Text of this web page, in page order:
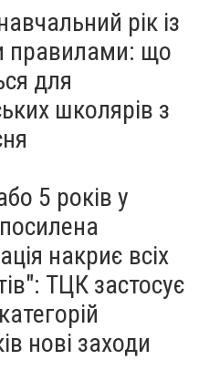
рік із
правилами: що
для
школярів з
5 років у
накриє всіх
ТЦК застосує
нові заходи